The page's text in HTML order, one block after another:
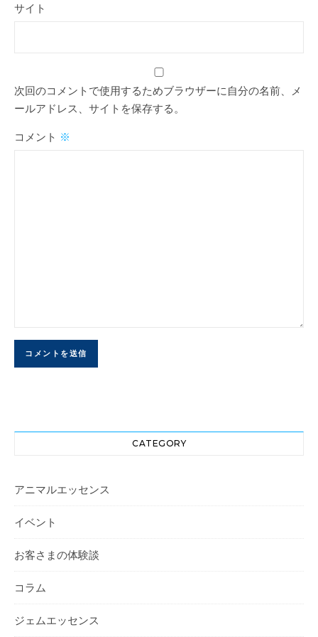
サイト
次回のコメントで使用するためブラウザーに自分の名前、メ
ールアドレス、サイトを保存する。
コメント ※
CATEGORY
アニマルエッセンス
イベント
お客さまの体験談
コラム
ジェムエッセンス